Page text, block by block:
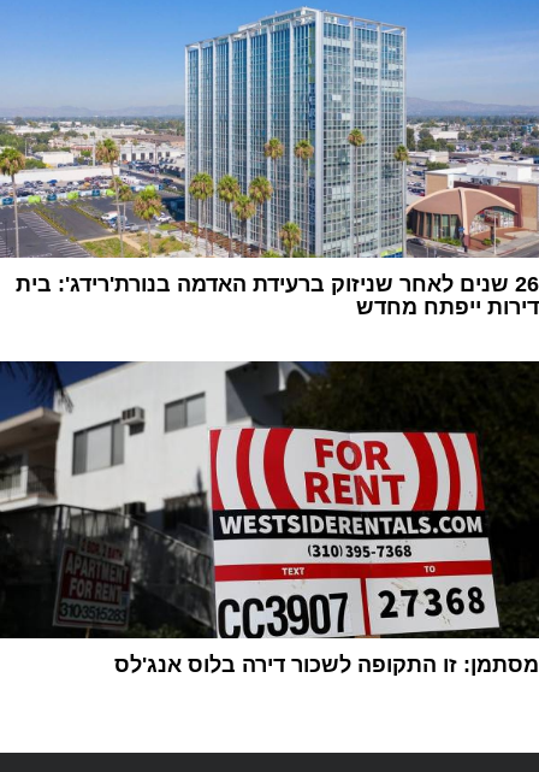
26 שנים לאחר שניזוק ברעידת האדמה בנורת'רידג': בית
דירות ייפתח מחדש
מסתמן: זו התקופה לשכור דירה בלוס אנג'לס